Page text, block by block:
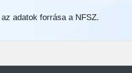
az adatok forrása a NFSZ.